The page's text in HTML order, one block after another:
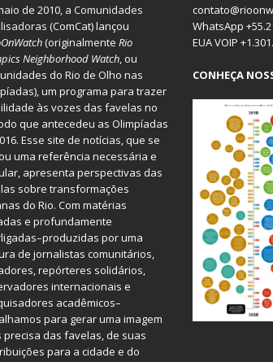
de 2010, a Comunidades
(ComCat) lançou
(originalmente Rio
Neighborhood Watch, ou
do Rio de Olho nas
um programa para trazer
às vozes das favelas no
que antecedeu as Olimpíadas
Esse site de notícias, que se
uma referência necessária e
apresenta perspectivas das
sobre transformações
do Rio. Com matérias
e profundamente
por uma
de jornalistas comunitários,
repórteres solidários,
internacionais e
acadêmicos–
para gerar uma imagem
precisa das favelas, de suas
para a cidade e do
WhatsApp
EUA VOIP
CONHEÇA